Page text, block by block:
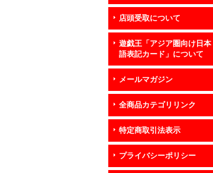
店頭受取について
遊戯王「アジア圏向け日本
語表記カード」について
メールマガジン
全商品カテゴリリンク
特定商取引法表示
プライバシーポリシー